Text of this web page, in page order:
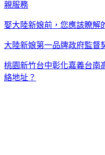
親服務
娶大陸新娘前，您應該瞭解
大陸新娘第一品牌政府監督
桃園新竹台中彰化嘉義台南
絡地址？